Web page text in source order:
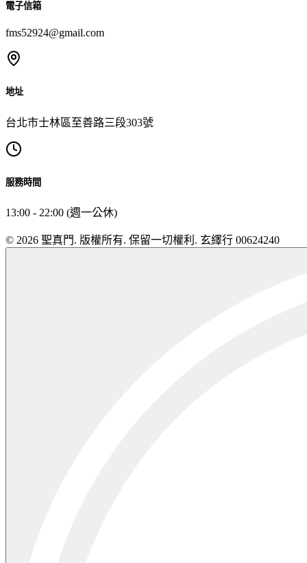
電子信箱
fms52924@gmail.com
地址
台北市士林區至善路三段303號
服務時間
13:00 - 22:00 (週一公休)
© 2026 聖真門. 版權所有. 保留一切權利. 玄繹行 00624240